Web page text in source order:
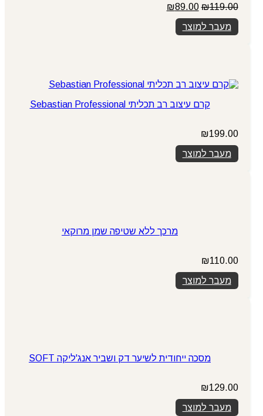
₪119.00
המחיר
המקורי
היה:
₪119.00.
₪89.00
מעבר למוצר
קרם עיצוב רב תכליתי Sebastian Professional
₪199.00
מעבר למוצר
מרכך ללא שטיפה שמן מרוקאי
₪110.00
מעבר למוצר
מסכה ייחודית לשיער דק ושביר אנג'ליקה SOFT
₪129.00
מעבר למוצר